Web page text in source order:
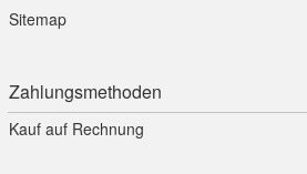
Sitemap
Zahlungsmethoden
Kauf auf Rechnung